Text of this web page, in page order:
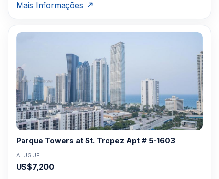
Mais Informações
Parque Towers at St. Tropez Apt # 5-1603
ALUGUEL
US$7,200